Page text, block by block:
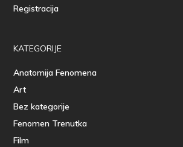
Registracija
KATEGORIJE
Anatomija Fenomena
Art
Bez kategorije
Fenomen Trenutka
Film